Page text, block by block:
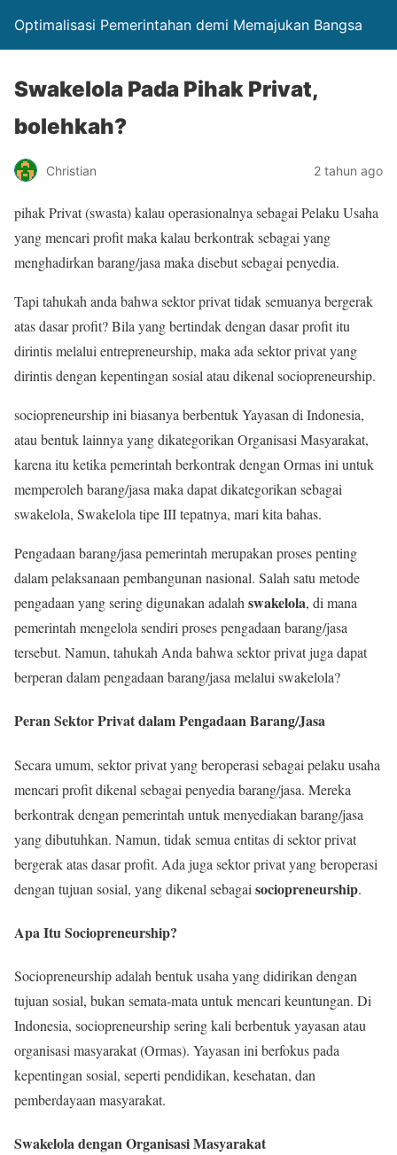
Optimalisasi Pemerintahan demi Memajukan Bangsa
Swakelola Pada Pihak Privat,
bolehkah?
Christian 2 tahun ago
pihak Privat (swasta) kalau operasionalnya sebagai Pelaku Usaha
yang mencari profit maka kalau berkontrak sebagai yang
menghadirkan barang/jasa maka disebut sebagai penyedia.
Tapi tahukah anda bahwa sektor privat tidak semuanya bergerak
atas dasar profit? Bila yang bertindak dengan dasar profit itu
dirintis melalui entrepreneurship, maka ada sektor privat yang
dirintis dengan kepentingan sosial atau dikenal sociopreneurship.
sociopreneurship ini biasanya berbentuk Yayasan di Indonesia,
atau bentuk lainnya yang dikategorikan Organisasi Masyarakat,
karena itu ketika pemerintah berkontrak dengan Ormas ini untuk
memperoleh barang/jasa maka dapat dikategorikan sebagai
swakelola, Swakelola tipe III tepatnya, mari kita bahas.
Pengadaan barang/jasa pemerintah merupakan proses penting
dalam pelaksanaan pembangunan nasional. Salah satu metode
pengadaan yang sering digunakan adalah swakelola, di mana
pemerintah mengelola sendiri proses pengadaan barang/jasa
tersebut. Namun, tahukah Anda bahwa sektor privat juga dapat
berperan dalam pengadaan barang/jasa melalui swakelola?
Peran Sektor Privat dalam Pengadaan Barang/Jasa
Secara umum, sektor privat yang beroperasi sebagai pelaku usaha
mencari profit dikenal sebagai penyedia barang/jasa. Mereka
berkontrak dengan pemerintah untuk menyediakan barang/jasa
yang dibutuhkan. Namun, tidak semua entitas di sektor privat
bergerak atas dasar profit. Ada juga sektor privat yang beroperasi
dengan tujuan sosial, yang dikenal sebagai sociopreneurship.
Apa Itu Sociopreneurship?
Sociopreneurship adalah bentuk usaha yang didirikan dengan
tujuan sosial, bukan semata-mata untuk mencari keuntungan. Di
Indonesia, sociopreneurship sering kali berbentuk yayasan atau
organisasi masyarakat (Ormas). Yayasan ini berfokus pada
kepentingan sosial, seperti pendidikan, kesehatan, dan
pemberdayaan masyarakat.
Swakelola dengan Organisasi Masyarakat